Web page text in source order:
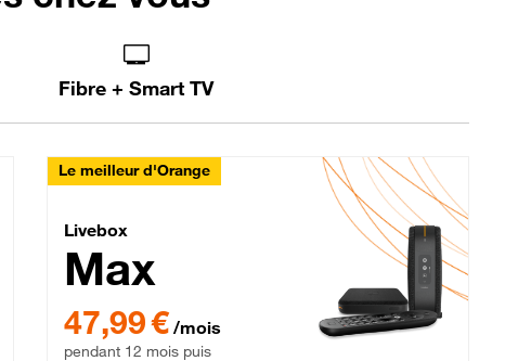
Fibre + Smart TV
12 mois
Le meilleur d'Orange
Livebox Max Fibre
Livebox
Max
47,99 € par mois pendant 12 mois puis 57,99 € par mois,
47,99 € /mois
pendant 12 mois puis